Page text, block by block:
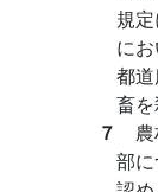
規
に
都
畜を
７
部